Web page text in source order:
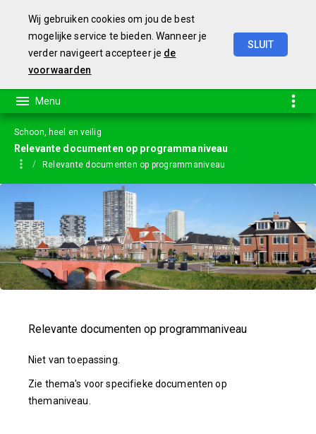
Wij gebruiken cookies om jou de best
mogelijke service te bieden. Wanneer je
verder navigeert accepteer je de
voorwaarden
SLUIT
Schoon, heel en veilig
Relevante documenten op programmaniveau
Relevante documenten op programmaniveau
Relevante documenten op programmaniveau
Niet van toepassing.
Zie thema's voor specifieke documenten op
themaniveau.